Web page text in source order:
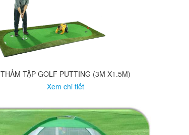
THẢM TẬP GOLF PUTTING (3M X1.5M)
Xem chi tiết